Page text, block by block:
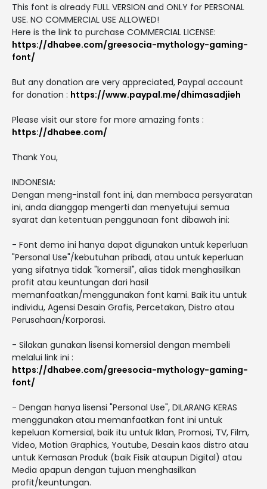
This font is already FULL VERSION and ONLY for PERSONAL
USE. NO COMMERCIAL USE ALLOWED!
Here is the link to purchase COMMERCIAL LICENSE:
https://dhabee.com/greesocia-mythology-gaming-
font/
But any donation are very appreciated, Paypal account
for donation : https://www.paypal.me/dhimasadjieh
Please visit our store for more amazing fonts :
https://dhabee.com/
Thank You,
INDONESIA:
Dengan meng-install font ini, dan membaca persyaratan
ini, anda dianggap mengerti dan menyetujui semua
syarat dan ketentuan penggunaan font dibawah ini:
- Font demo ini hanya dapat digunakan untuk keperluan
"Personal Use"/kebutuhan pribadi, atau untuk keperluan
yang sifatnya tidak "komersil", alias tidak menghasilkan
profit atau keuntungan dari hasil
memanfaatkan/menggunakan font kami. Baik itu untuk
individu, Agensi Desain Grafis, Percetakan, Distro atau
Perusahaan/Korporasi.
- Silakan gunakan lisensi komersial dengan membeli
melalui link ini :
https://dhabee.com/greesocia-mythology-gaming-
font/
- Dengan hanya lisensi "Personal Use", DILARANG KERAS
menggunakan atau memanfaatkan font ini untuk
kepeluan Komersial, baik itu untuk Iklan, Promosi, TV, Film,
Video, Motion Graphics, Youtube, Desain kaos distro atau
untuk Kemasan Produk (baik Fisik ataupun Digital) atau
Media apapun dengan tujuan menghasilkan
profit/keuntungan.